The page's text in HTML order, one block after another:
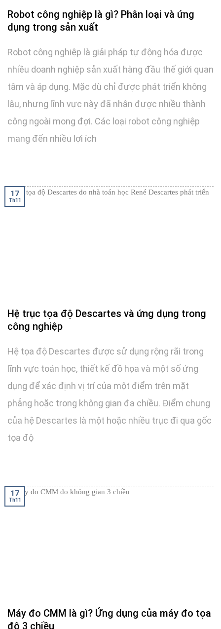
Robot công nghiệp là gì? Phân loại và ứng
dụng trong sản xuất
Robot công nghiệp là giải pháp tự động hóa được
nhiều doanh nghiệp sản xuất hàng đầu thế giới quan
tâm và áp dụng. Mặc dù chỉ được phát triển không
lâu, nhưng lĩnh vực này đã nhận được nhiều thành
công ngoài mong đợi. Các loại robot công nghiệp
mang đến nhiều lợi ích
Hệ trục tọa độ Descartes và ứng dụng trong
công nghiệp
Hệ tọa độ Descartes được sử dụng rộng rãi trong
lĩnh vực toán học, thiết kế đồ họa và một số ứng
dụng để xác định vị trí của một điểm trên mặt
phẳng hoặc trong không gian đa chiều. Điểm chung
của hệ Descartes là một hoặc nhiều trục đi qua gốc
tọa độ
17
Th11
Máy đo CMM là gì? Ứng dụng của máy đo tọa
độ 3 chiều
17
Th11